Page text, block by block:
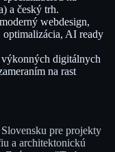
a český trh.
webdesign,
AI ready
digitálnych
na rast
pre projekty
a architektonickú